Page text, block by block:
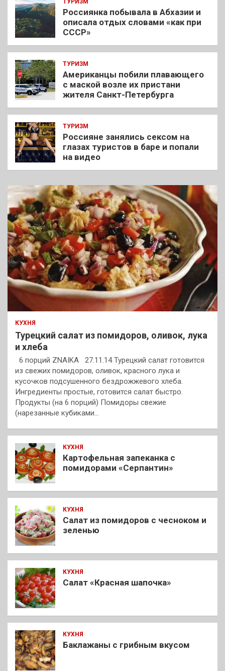
Россиянка побывала в Абхазии и
описала отдых словами «как при
СССР»
ТУРИЗМ
Американцы побили плавающего
с маской возле их пристани
жителя Санкт-Петербурга
ТУРИЗМ
Россияне занялись сексом на
глазах туристов в баре и попали
на видео
КУХНЯ
Турецкий салат из помидоров, оливок, лука
и хлеба
6 порций ZNAIKA 27.11.14 Турецкий салат готовится
из свежих помидоров, оливок, красного лука и
кусочков подсушенного бездрожжевого хлеба.
Ингредиенты простые, готовится салат быстро.
Продукты (на 6 порций) Помидоры свежие
(нарезанные кубиками…
КУХНЯ
Картофельная запеканка с
помидорами «Серпантин»
КУХНЯ
Салат из помидоров с чесноком и
зеленью
КУХНЯ
Салат «Красная шапочка»
КУХНЯ
Баклажаны с грибным вкусом